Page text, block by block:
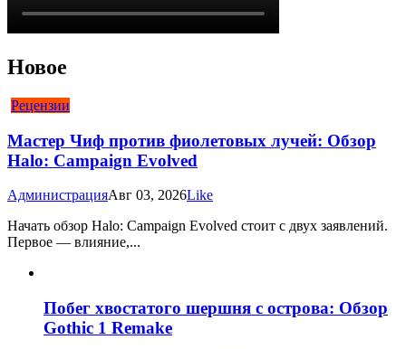
Новое
Рецензии
Мастер Чиф против фиолетовых лучей: Обзор
Halo: Campaign Evolved
АдминистрацияАвг 03, 2026Like
Начать обзор Halo: Campaign Evolved стоит с двух заявлений.
Первое — влияние,...
Побег хвостатого шершня с острова: Обзор
Gothic 1 Remake